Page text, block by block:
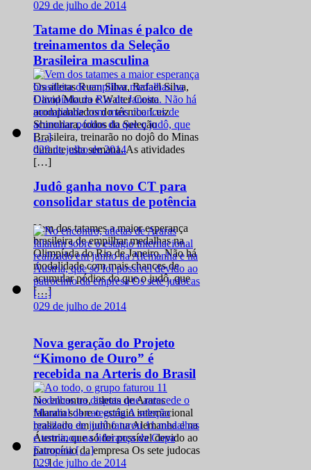
029 de julho de 2014
Tatame do Minas é palco de
treinamentos da Seleção
Brasileira masculina
Os atletas Ruan Silva, Rafael Silva,
David Moura e Walter Costa
acompanhados do técnico Luiz
Shinohara, todos da Seleção
Brasileira, treinarão no dojô do Minas
durante esta semana. As atividades
[…]
029 de julho de 2014
Judô ganha novo CT para
consolidar status de potência
Vem dos tatames a maior esperança
brasileira de empilhar medalhas na
Olimpíada do Rio de Janeiro. Não há
modalidade com mais chances de
acumular pódios do que o judô, que
[…]
029 de julho de 2014
Nova geração do Projeto
“Kimono de Ouro” é
recebida na Arteris do Brasil
No encontro, atletas de Araras
falaram sobre o estágio internacional
realizado em junho na Alemanha e na
Áustria, que só foi possível devido ao
patrocínio da empresa Os sete judocas
[…]
029 de julho de 2014